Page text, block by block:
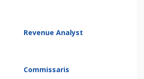
Revenue Analyst
Commissaris